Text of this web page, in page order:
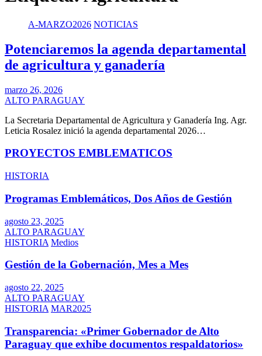
A-MARZO2026 NOTICIAS
Potenciaremos la agenda departamental
de agricultura y ganadería
marzo 26, 2026
ALTO PARAGUAY
La Secretaria Departamental de Agricultura y Ganadería Ing. Agr.
Leticia Rosalez inició la agenda departamental 2026…
PROYECTOS EMBLEMATICOS
HISTORIA
Programas Emblemáticos, Dos Años de Gestión
agosto 23, 2025
ALTO PARAGUAY
HISTORIA Medios
Gestión de la Gobernación, Mes a Mes
agosto 22, 2025
ALTO PARAGUAY
HISTORIA MAR2025
Transparencia: «Primer Gobernador de Alto
Paraguay que exhibe documentos respaldatorios»